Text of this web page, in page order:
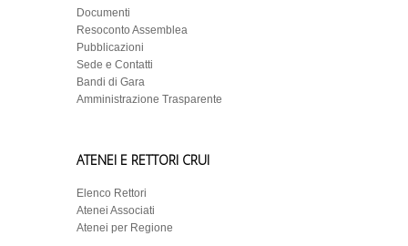
Documenti
Resoconto Assemblea
Pubblicazioni
Sede e Contatti
Bandi di Gara
Amministrazione Trasparente
ATENEI E RETTORI CRUI
Elenco Rettori
Atenei Associati
Atenei per Regione